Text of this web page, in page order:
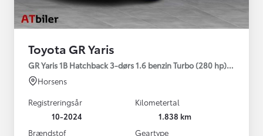
Toyota GR Yaris
GR Yaris 1B Hatchback 3-dørs 1.6 benzin Turbo (280 hp) Aut.
Horsens
Registreringsår
10-2024
Kilometertal
1.838 km
Brændstof
Geartype